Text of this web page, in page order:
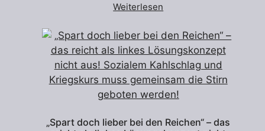
Weiterlesen
„Spart doch lieber bei den Reichen“ – das